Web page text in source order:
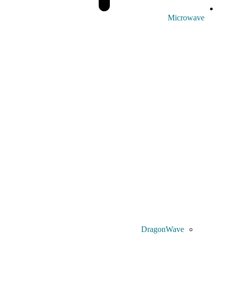
Microwave
DragonWave